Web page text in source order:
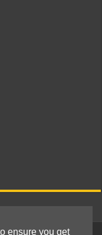
ensure you get